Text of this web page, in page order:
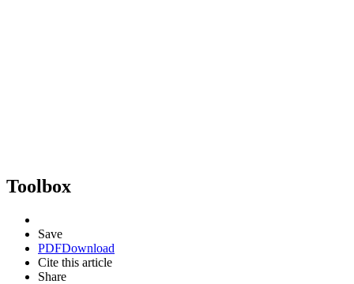
Toolbox
Save
PDFDownload
Cite this article
Share